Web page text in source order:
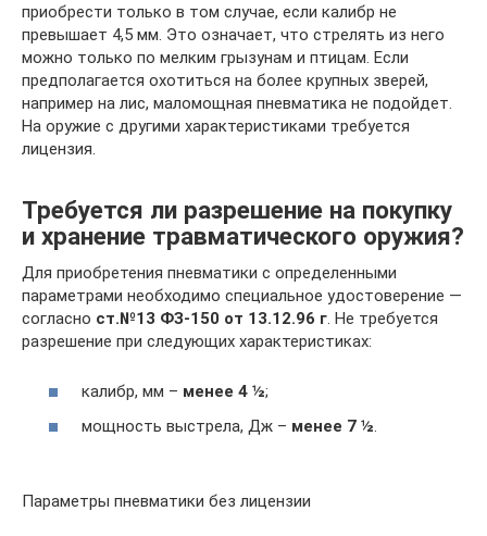
приобрести только в том случае, если калибр не
превышает 4,5 мм. Это означает, что стрелять из него
можно только по мелким грызунам и птицам. Если
предполагается охотиться на более крупных зверей,
например на лис, маломощная пневматика не подойдет.
На оружие с другими характеристиками требуется
лицензия.
Требуется ли разрешение на покупку
и хранение травматического оружия?
Для приобретения пневматики с определенными
параметрами необходимо специальное удостоверение —
согласно ст.№13 ФЗ-150 от 13.12.96 г . Не требуется
разрешение при следующих характеристиках:
калибр, мм – менее 4 ½;
мощность выстрела, Дж – менее 7 ½
Параметры пневматики без лицензии